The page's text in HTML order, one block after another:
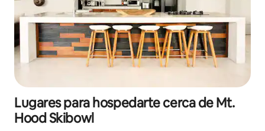
Lugares para hospedarte cerca de Mt.
Hood Skibowl